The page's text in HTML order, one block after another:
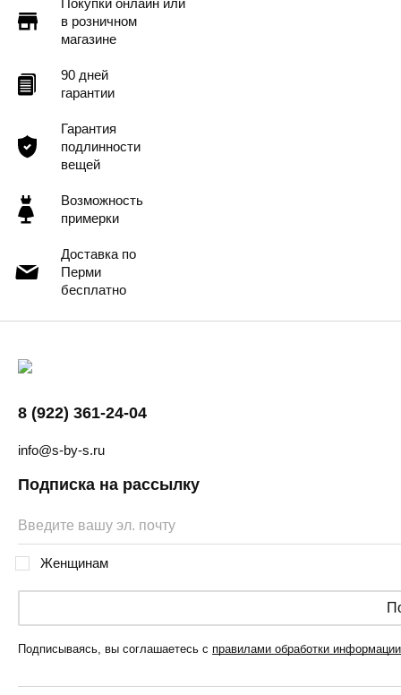
Покупки онлайн или
в розничном
магазине
90 дней
гарантии
Гарантия
подлинности
вещей
Возможность
примерки
Доставка по
Перми
бесплатно
8 (922) 361-24-04
info@s-by-s.ru
Подписка на рассылку
Женщинам
Подписываясь, вы соглашаетесь с правилами обработки информации